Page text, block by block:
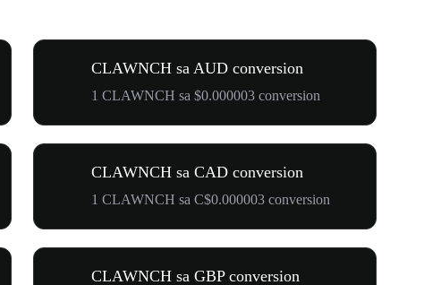
CLAWNCH sa AUD conversion
1 CLAWNCH sa $0.000003 conversion
CLAWNCH sa CAD conversion
1 CLAWNCH sa C$0.000003 conversion
CLAWNCH sa GBP conversion